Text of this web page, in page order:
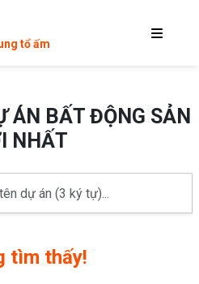
tổ ấm
ÁN BẤT ĐỘNG SẢN
NHẤT
tìm thấy!